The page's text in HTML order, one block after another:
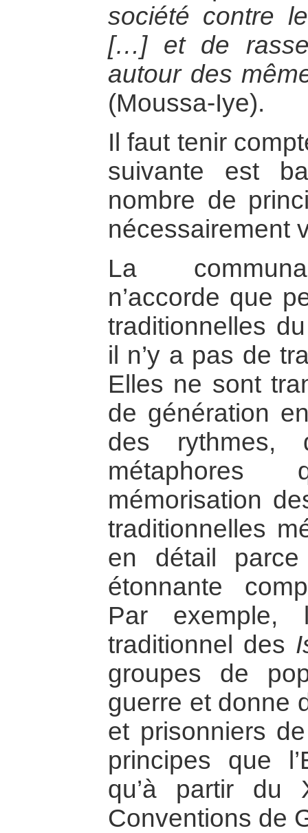
société contre
[…] et de
autour des
(Moussa-Iye).
Il faut tenir
suivante est
nombre de
nécessairement
La
n’accorde que
traditionnelles
il n’y a pas de
Elles ne sont
de génération
des
mémorisation
traditionnelles
en détail parce
étonnante
Par
traditionnel des
groupes de
guerre et donne
et prisonniers
principes que
qu’à partir du
Conventions de